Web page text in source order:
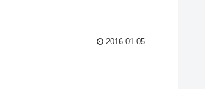
2016.01.05